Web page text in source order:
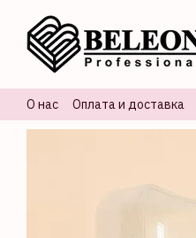
Перейти к основному контенту
О нас Оплата и доставка